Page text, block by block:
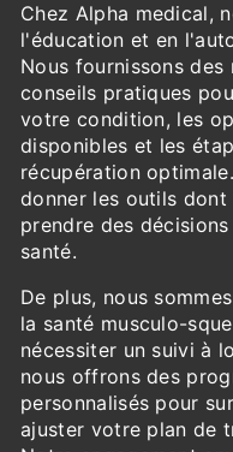
Chez Alpha medical,
l'éducation et en
Nous fournissons
conseils pratiques
votre condition, les
disponibles et les
récupération
donner les outils
prendre des
santé.
De plus, nous
la santé musculo-
nécessiter un suivi à
nous offrons des
personnalisés pour
ajuster votre plan de